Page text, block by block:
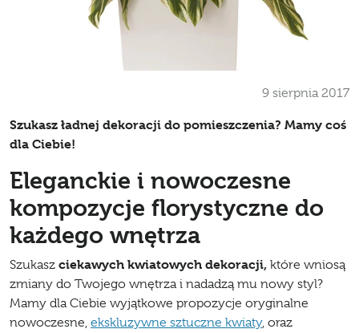
9 sierpnia 2017
Szukasz ładnej dekoracji do pomieszczenia? Mamy coś
dla Ciebie!
Eleganckie i nowoczesne
kompozycje florystyczne do
każdego wnętrza
Szukasz ciekawych kwiatowych dekoracji, które wniosą
zmiany do Twojego wnętrza i nadadzą mu nowy styl?
Mamy dla Ciebie wyjątkowe propozycje oryginalne
nowoczesne, ekskluzywne sztuczne kwiaty, oraz